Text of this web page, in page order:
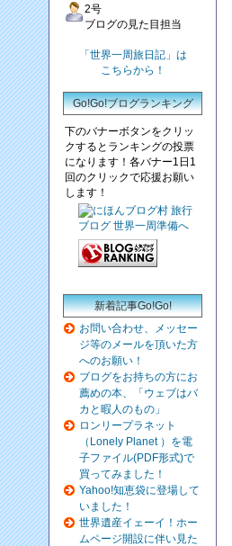
2号
ブログの見た目担当
「世界一周旅日記」は
こちらから！
Go!Go!ブログランキング
下のバナーボタンをクリッ
クするとランキングの投票
になります！各バナー1日1
回のクリックで応援お願い
します！
新着記事Go!Go!
お問い合わせ、メッセー
ジ等のメールを頂いた方
へのお願い！
ブログをお持ちの方にお
薦めの本、「ウェブはバ
カと暇人のもの」
ロンリープラネット
（Lonely Planet ）を電
子ファイル(PDF形式)で
買ってみました！
Yahoo!知恵袋に登場して
いました！
世界遺産イェーイ！ホー
ムページ開設に伴い見た